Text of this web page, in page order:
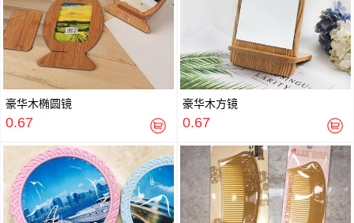
豪华木椭圆镜
0.67
豪华木方镜
0.67